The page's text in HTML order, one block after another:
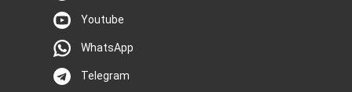
Youtube
WhatsApp
Telegram